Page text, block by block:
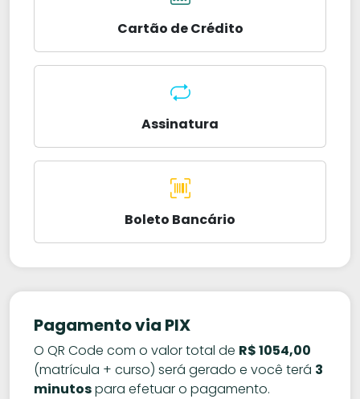
Cartão de Crédito
Assinatura
Boleto Bancário
Pagamento via PIX
O QR Code com o valor total de R$ 1054,00
(matrícula + curso) será gerado e você terá 3
minutospara efetuar o pagamento.